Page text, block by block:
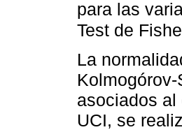
para las
Test de
La
asociados
UCI, se